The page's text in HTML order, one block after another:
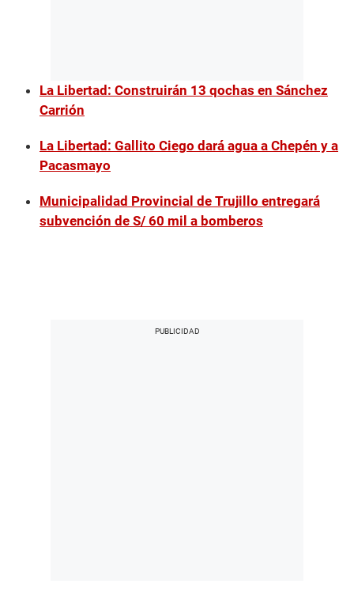
La Libertad: Construirán 13 qochas en Sánchez
Carrión
La Libertad: Gallito Ciego dará agua a Chepén y a
Pacasmayo
Municipalidad Provincial de Trujillo entregará
subvención de S/ 60 mil a bomberos